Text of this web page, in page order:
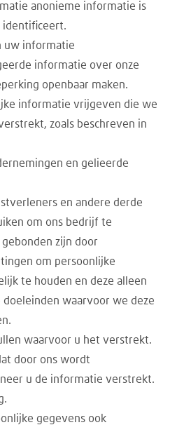
anonieme informatie is
identificeert.
uw informatie
informatie over onze
openbaar maken.
informatie vrijgeven die we
zoals beschreven in
en gelieerde
en andere derde
om ons bedrijf te
zijn door
om persoonlijke
te houden en deze alleen
waarvoor we deze
waarvoor u het verstrekt.
door ons wordt
u de informatie verstrekt.
gegevens ook